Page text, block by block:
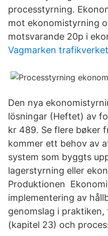
processtyrning.
mot ekonomistyrning
motsvarande 20p i
Vagmarken trafikverket
Den nya
lösningar (Heftet) av
kr 489. Se flere bøker
kommer ett behov av
system som byggts
lagerstyrning eller
Produktionen
implementering av
genomslag i
(kapitel 23) och